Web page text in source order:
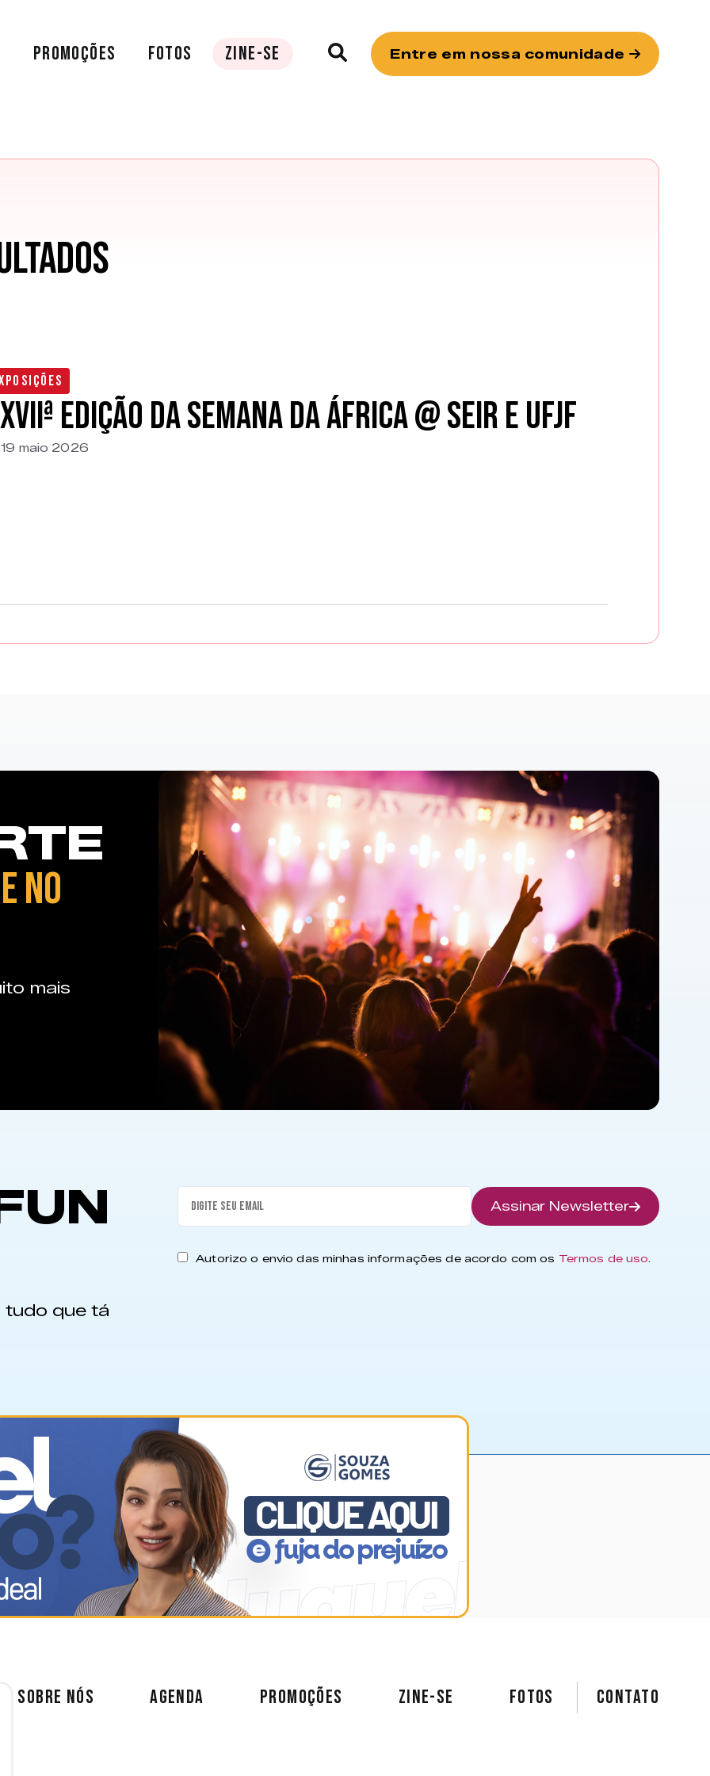
PROMOÇÕES FOTOS ZINE-SE Entre em nossa comunidade
edição da Semana da África @ SEIR e UFJF
19 maio 2026
NO
mais
tudo que tá
Assinar Newsletter
Autorizo o envio das minhas informações de acordo com os Termos de uso
SOBRE NÓS AGENDA PROMOÇÕES ZINE-SE FOTOS Contato